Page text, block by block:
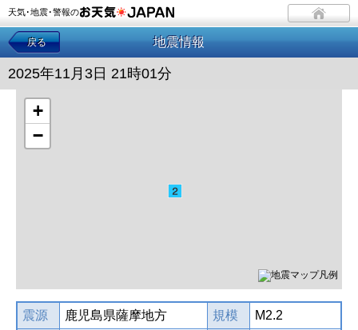
天気･地震･警報の
戻る 地震情報
2025年11月3日 21時01分
+
−
震源 鹿児島県薩摩地方 規模
M2.2